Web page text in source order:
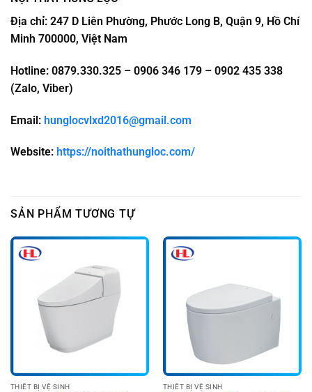
Địa chỉ: 247 D Liên Phường, Phước Long B, Quận 9, Hồ Chí
Minh 700000, Việt Nam
Hotline: 0879.330.325 – 0906 346 179 – 0902 435 338
(Zalo, Viber)
Email: hunglocvlxd2016@gmail.com
Website: https://noithathungloc.com/
SẢN PHẨM TƯƠNG TỰ
THIẾT BỊ VỆ SINH THIẾT BỊ VỆ SINH